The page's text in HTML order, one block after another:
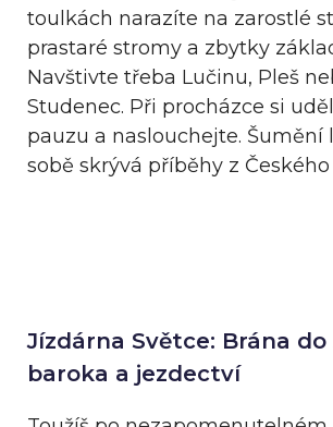
toulkách narazíte na zarostlé
prastaré stromy a zbytky
Navštivte třeba Lučinu, Pleš
Studenec. Při procházce si
pauzu a naslouchejte. Šumění
sobě skrývá příběhy z Českého
Jízdárna Světce: Brána do
baroka a jezdectví